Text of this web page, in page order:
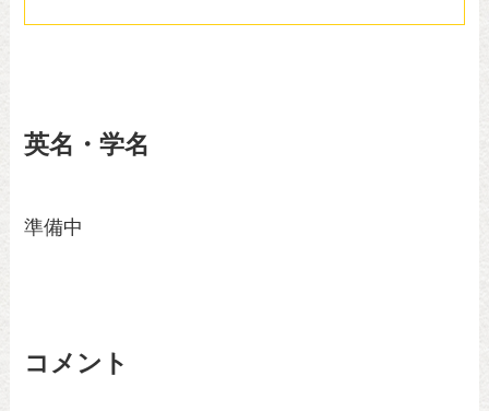
英名・学名
準備中
コメント